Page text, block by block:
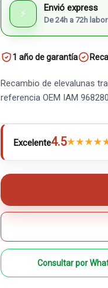
⚡ Envió express
De 24h a 72h
1 año de garantía
Recambio de elevalunas
referencia OEM IAM
Excelente4.5★★★★
Consultar por